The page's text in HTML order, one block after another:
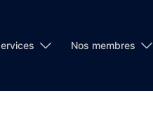
Nos membres